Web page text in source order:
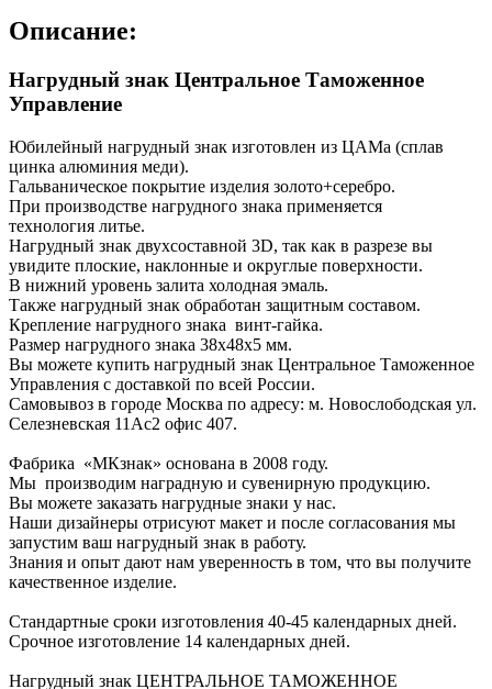
Описание:
Нагрудный знак Центральное Таможенное
Управление
Юбилейный нагрудный знак изготовлен из ЦАМа (сплав
цинка алюминия меди).
Гальваническое покрытие изделия золото+серебро.
При производстве нагрудного знака применяется
технология литье.
Нагрудный знак двухсоставной 3D, так как в разрезе вы
увидите плоские, наклонные и округлые поверхности.
В нижний уровень залита холодная эмаль.
Также нагрудный знак обработан защитным составом.
Крепление нагрудного знака винт-гайка.
Размер нагрудного знака 38х48х5 мм.
Вы можете купить нагрудный знак Центральное Таможенное
Управления с доставкой по всей России.
Самовывоз в городе Москва по адресу: м. Новослободская ул.
Селезневская 11Ас2 офис 407.
Фабрика «МКзнак» основана в 2008 году.
Мы производим наградную и сувенирную продукцию.
Вы можете заказать нагрудные знаки у нас.
Наши дизайнеры отрисуют макет и после согласования мы
запустим ваш нагрудный знак в работу.
Знания и опыт дают нам уверенность в том, что вы получите
качественное изделие.
Стандартные сроки изготовления 40-45 календарных дней.
Срочное изготовление 14 календарных дней.
Нагрудный знак ЦЕНТРАЛЬНОЕ ТАМОЖЕННОЕ